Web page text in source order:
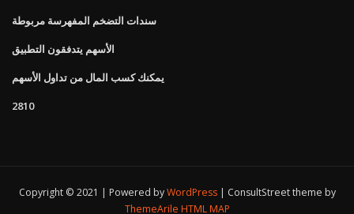
سندات التضخم المفهرسة مربوطة
الأسهم يتدفقون التطبيق
يمكنك كسب المال من تداول الأسهم
2810
Copyright © 2021 | Powered byWordPress
ConsultStreet theme by
ThemeArile HTML MAP